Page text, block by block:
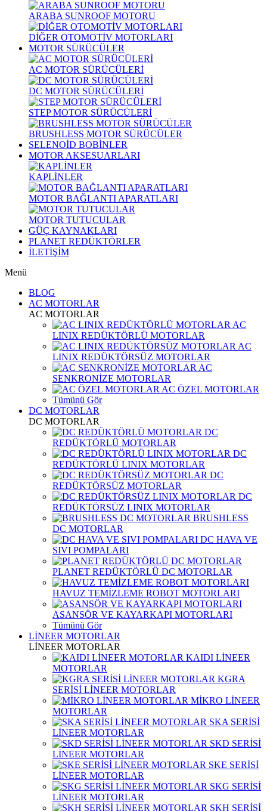
ARABA SUNROOF MOTORU
DİĞER OTOMOTİV MOTORLARI
MOTOR SÜRÜCÜLER
AC MOTOR SÜRÜCÜLERİ
DC MOTOR SÜRÜCÜLERİ
STEP MOTOR SÜRÜCÜLERİ
BRUSHLESS MOTOR SÜRÜCÜLER
SELENOİD BOBİNLER
MOTOR AKSESUARLARI
KAPLİNLER
MOTOR BAĞLANTI APARATLARI
MOTOR TUTUCULAR
GÜÇ KAYNAKLARI
PLANET REDÜKTÖRLER
İLETİŞİM
Menü
BLOG
AC MOTORLAR
AC MOTORLAR
AC
LINIX REDÜKTÖRLÜ MOTORLAR
AC
LINIX REDÜKTÖRSÜZ MOTORLAR
AC
SENKRONİZE MOTORLAR
AC ÖZEL MOTORLAR
Tümünü Gör
DC MOTORLAR
DC MOTORLAR
DC
REDÜKTÖRLÜ MOTORLAR
DC
REDÜKTÖRLÜ LINIX MOTORLAR
DC
REDÜKTÖRSÜZ MOTORLAR
DC
REDÜKTÖRSÜZ LINIX MOTORLAR
BRUSHLESS
DC MOTORLAR
DC HAVA VE
SIVI POMPALARI
PLANET REDÜKTÖRLÜ DC MOTORLAR
HAVUZ TEMİZLEME ROBOT MOTORLARI
ASANSÖR VE KAYARKAPI MOTORLARI
Tümünü Gör
LİNEER MOTORLAR
LİNEER MOTORLAR
KAIDI LİNEER
MOTORLAR
KGRA
SERİSİ LİNEER MOTORLAR
MİKRO LİNEER
MOTORLAR
SKA SERİSİ
LİNEER MOTORLAR
SKD SERİSİ
LİNEER MOTORLAR
SKE SERİSİ
LİNEER MOTORLAR
SKG SERİSİ
LİNEER MOTORLAR
SKH SERİSİ